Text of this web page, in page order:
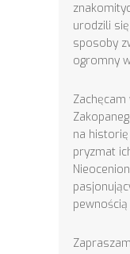
urodzili
sposoby
ogromny
na
pryzmat